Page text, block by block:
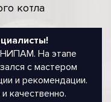
котла
На этапе
с мастером
и рекомендации.
качественно.